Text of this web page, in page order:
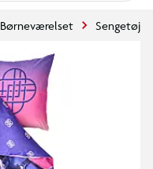
Børneværelset Sengetøj